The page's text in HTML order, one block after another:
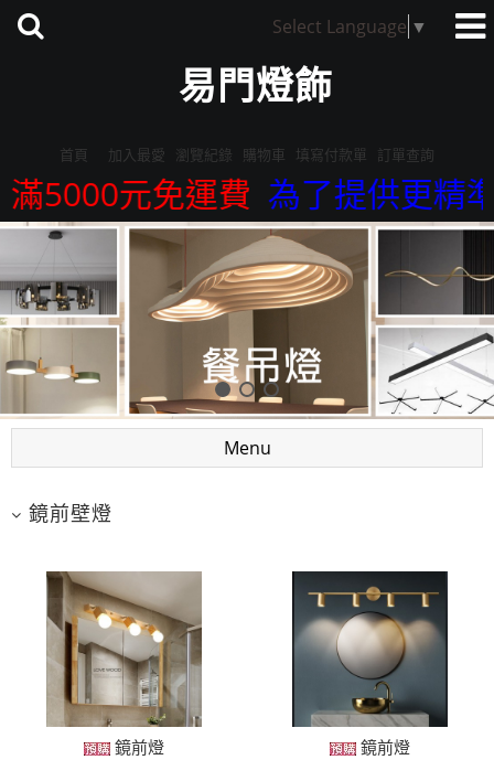
Select Language ▼
易門燈飾
首頁 加入最愛 瀏覽紀錄 購物車 填寫付款單 訂單查詢
元免運費 為了提供更精準
Menu
鏡前壁燈
鏡前燈 鏡前燈